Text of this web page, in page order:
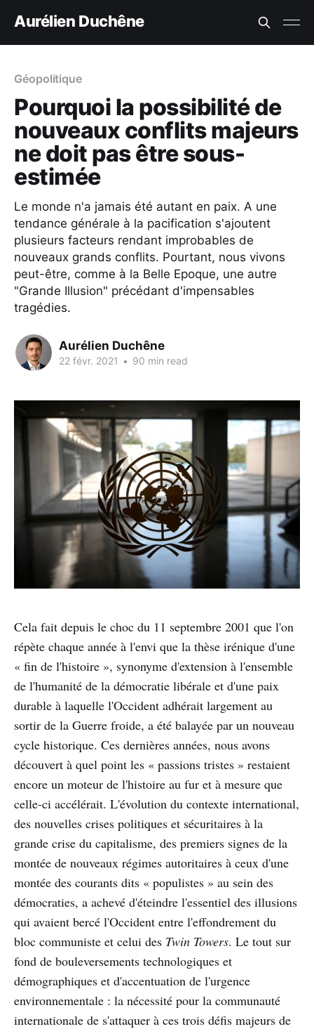
Aurélien Duchêne
Géopolitique
Pourquoi la possibilité de
nouveaux conflits majeurs
ne doit pas être sous-
estimée
Le monde n'a jamais été autant en paix. A une
tendance générale à la pacification s'ajoutent
plusieurs facteurs rendant improbables de
nouveaux grands conflits. Pourtant, nous vivons
peut-être, comme à la Belle Epoque, une autre
"Grande Illusion" précédant d'impensables
tragédies.
Aurélien Duchêne
22 févr. 2021 • 90 min read
Cela fait depuis le choc du 11 septembre 2001 que l'on
répète chaque année à l'envi que la thèse irénique d'une
« fin de l'histoire », synonyme d'extension à l'ensemble
de l'humanité de la démocratie libérale et d'une paix
durable à laquelle l'Occident adhérait largement au
sortir de la Guerre froide, a été balayée par un nouveau
cycle historique. Ces dernières années, nous avons
découvert à quel point les « passions tristes » restaient
encore un moteur de l'histoire au fur et à mesure que
celle-ci accélérait. L'évolution du contexte international,
des nouvelles crises politiques et sécuritaires à la
grande crise du capitalisme, des premiers signes de la
montée de nouveaux régimes autoritaires à ceux d'une
montée des courants dits « populistes » au sein des
démocraties, a achevé d'éteindre l'essentiel des illusions
qui avaient bercé l'Occident entre l'effondrement du
bloc communiste et celui des Twin Towers. Le tout sur
fond de bouleversements technologiques et
démographiques et d'accentuation de l'urgence
environnementale : la nécessité pour la communauté
internationale de s'attaquer à ces trois défis majeurs de